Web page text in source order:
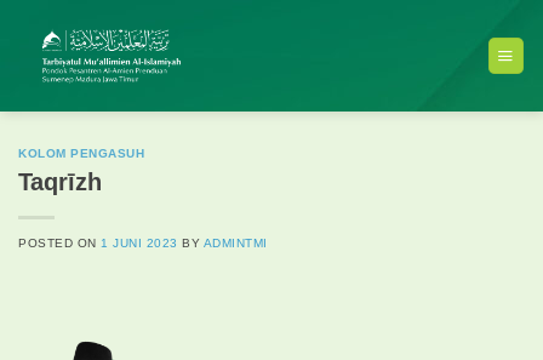
content
KOLOM PENGASUH
Taqrīzh
POSTED ON 1 JUNI 2023 BY ADMINTMI